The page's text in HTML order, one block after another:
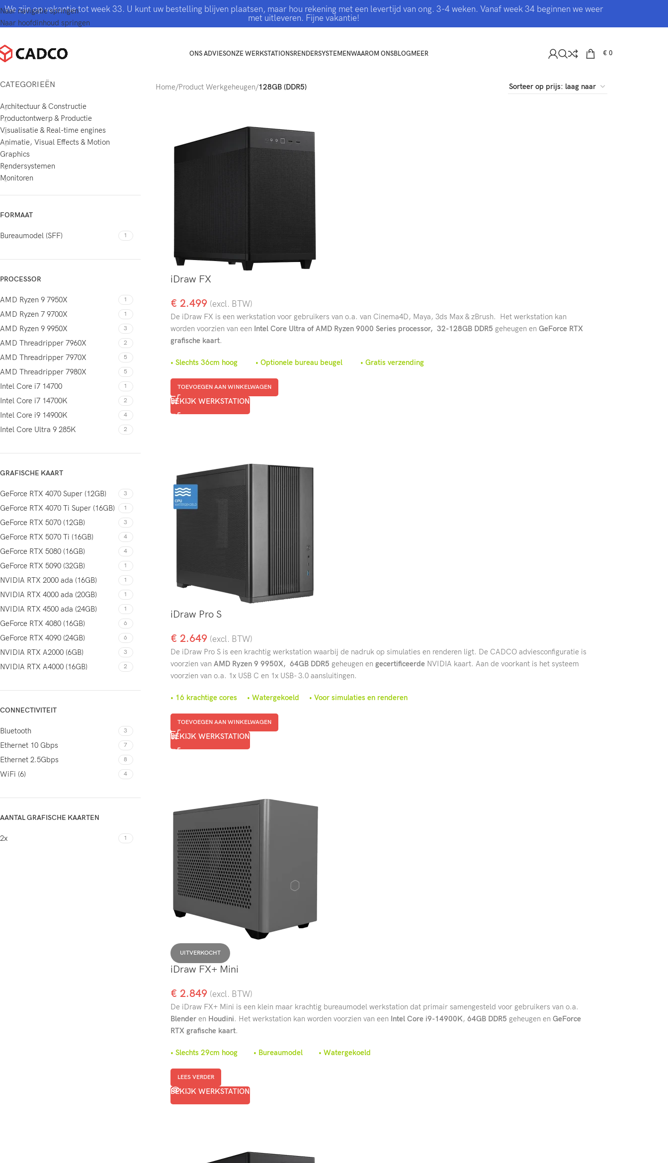
Naar navigatie springen
Naar hoofdinhoud springen
We zijn op vakantie tot week 33. U kunt uw bestelling blijven plaatsen, maar hou rekening met een levertijd van ong. 3-4 weken. Vanaf week 34 beginnen we weer
met uitleveren. Fijne vakantie!
ONS ADVIESONZE WERKSTATIONSRENDERSYSTEMENWAAROM ONSBLOGMEER € 0
CATEGORIEËN
Architectuur & Constructie
Productontwerp & Productie
Visualisatie & Real-time engines
Animatie, Visual Effects & Motion
Graphics
Rendersystemen
Monitoren
FORMAAT
Bureaumodel (SFF) 1
PROCESSOR
AMD Ryzen 9 7950X 1
AMD Ryzen 7 9700X 1
AMD Ryzen 9 9950X 3
AMD Threadripper 7960X 2
AMD Threadripper 7970X 5
AMD Threadripper 7980X 5
Intel Core i7 14700 1
Intel Core i7 14700K 2
Intel Core i9 14900K 4
Intel Core Ultra 9 285K 2
GRAFISCHE KAART
GeForce RTX 4070 Super (12GB) 3
GeForce RTX 4070 Ti Super (16GB) 1
GeForce RTX 5070 (12GB) 3
GeForce RTX 5070 Ti (16GB) 4
GeForce RTX 5080 (16GB) 4
GeForce RTX 5090 (32GB) 1
NVIDIA RTX 2000 ada (16GB) 1
NVIDIA RTX 4000 ada (20GB) 1
NVIDIA RTX 4500 ada (24GB) 1
GeForce RTX 4080 (16GB) 6
GeForce RTX 4090 (24GB) 6
NVIDIA RTX A2000 (6GB) 3
NVIDIA RTX A4000 (16GB) 2
CONNECTIVITEIT
Bluetooth 3
Ethernet 10 Gbps 7
Ethernet 2.5Gbps 8
WiFi (6) 4
AANTAL GRAFISCHE KAARTEN
2x 1
Home/Product Werkgeheugen/128GB (DDR5)
iDraw FX
€ 2.499 (excl. BTW)
De iDraw FX is een werkstation voor gebruikers van o.a. van Cinema4D, Maya, 3ds Max & zBrush. Het werkstation kan
worden voorzien van een Intel Core Ultra of AMD Ryzen 9000 Series processor, 32-128GB DDR5 geheugen en GeForce RTX
grafische kaart.
• Slechts 36cm hoog • Optionele bureau beugel • Gratis verzending
TOEVOEGEN AAN WINKELWAGEN
BEKIJK WERKSTATION
iDraw Pro S
€ 2.649 (excl. BTW)
De iDraw Pro S is een krachtig werkstation waarbij de nadruk op simulaties en renderen ligt. De CADCO adviesconfiguratie is
voorzien van AMD Ryzen 9 9950X, 64GB DDR5 geheugen en gecertificeerdeNVIDIA kaart. Aan de voorkant is het systeem
voorzien van o.a. 1x USB C en 1x USB- 3.0 aansluitingen.
• 16 krachtige cores • Watergekoeld • Voor simulaties en renderen
TOEVOEGEN AAN WINKELWAGEN
BEKIJK WERKSTATION
UITVERKOCHT
iDraw FX+ Mini
€ 2.849 (excl. BTW)
De iDraw FX+ Mini is een klein maar krachtig bureaumodel werkstation dat primair samengesteld voor gebruikers van o.a.
Blenderen Houdini. Het werkstation kan worden voorzien van een Intel Core i9-14900K, 64GB DDR5 geheugen en GeForce
RTX grafische kaart.
• Slechts 29cm hoog • Bureaumodel • Watergekoeld
LEES VERDER
BEKIJK WERKSTATION